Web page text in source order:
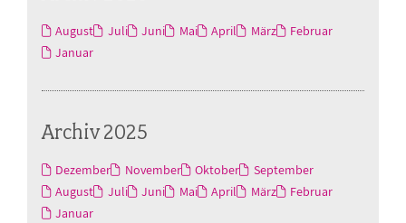
August Juli Juni Mai April März
Februar
Januar
Archiv 2025
Dezember November Oktober
September
August
Juli Juni Mai April März
Februar
Januar